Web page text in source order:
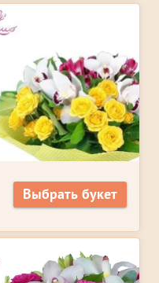
Выбрать букет